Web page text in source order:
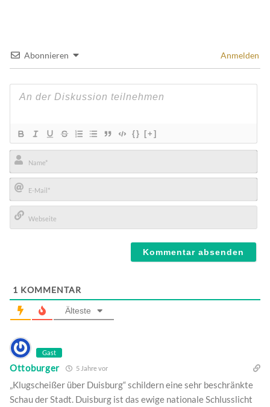
Abonnieren Anmelden
{} [+]
Name*
E-
Mail*
1 KOMMENTAR
Älteste
Gast
Ottoburger 5 Jahre vor
„Klugscheißer über Duisburg“ schildern eine sehr beschränkte
Schau der Stadt. Duisburg ist das ewige nationale Schlusslicht